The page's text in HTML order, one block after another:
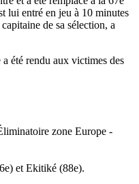
lui entré en jeu à 10 minutes
de sa sélection, a
été rendu aux victimes des
zone Europe -
et Ekitiké (88e).